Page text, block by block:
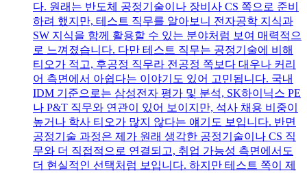
다. 원래는 반도체 공정기술이나 장비사 CS 쪽으로 준비
하려 했지만, 테스트 직무를 알아보니 전자공학 지식과
SW 지식을 함께 활용할 수 있는 분야처럼 보여 매력적으
로 느껴졌습니다. 다만 테스트 직무는 공정기술에 비해
티오가 적고, 후공정 직무라 전공정 쪽보다 대우나 커리
어 측면에서 아쉽다는 이야기도 있어 고민됩니다. 국내
IDM 기준으로는 삼성전자 평가 및 분석, SK하이닉스 PE
나 P&T 직무와 연관이 있어 보이지만, 석사 채용 비중이
높거나 학사 티오가 많지 않다는 얘기도 보입니다. 반면
공정기술 과정은 제가 원래 생각한 공정기술이나 CS 직
무와 더 직접적으로 연결되고, 취업 가능성 측면에서도
더 현실적인 선택처럼 보입니다. 하지만 테스트 쪽이 제